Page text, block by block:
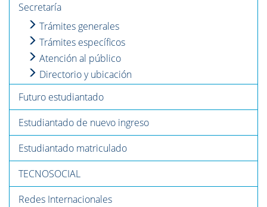
Secretaría
Trámites generales
Trámites específicos
Atención al público
Directorio y ubicación
Futuro estudiantado
Estudiantado de nuevo ingreso
Estudiantado matriculado
TECNOSOCIAL
Redes Internacionales